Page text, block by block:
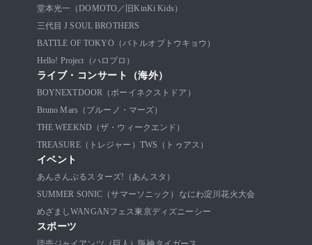
堂本光一（DOMOTO／旧KinKi Kids）
三代目 J SOUL BROTHERS
BATTLE OF TOKYO（バトルオブトウキョウ）
Hello! Project（ハロプロ）
ライブ・コンサート（海外）
BOYNEXTDOOR（ボーイネクストドア）
Bruno Mars（ブルーノ・マーズ）
THE WEEKND（ザ・ウィークエンド）
TREASURE（トレジャー） TWS（トゥアス）
イベント
あんさんぶるスターズ!（あんスタ）
SUMMER SONIC（サマーソニック） なにわ淀川花火大会
めざましWANGANフェス東京ディズニーシー
スポーツ